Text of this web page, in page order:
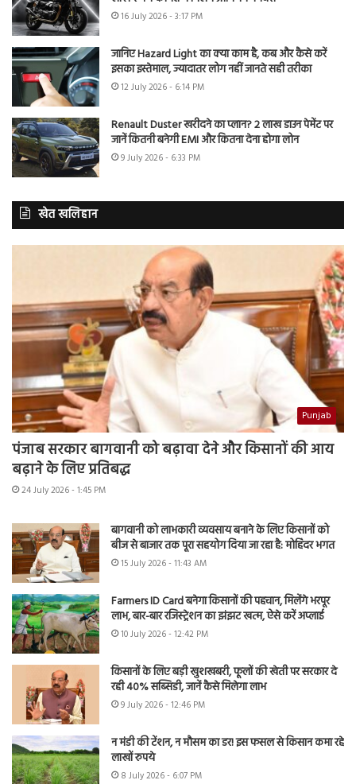
16 July 2026 - 3:17 PM
जानिए Hazard Light का क्या काम है, कब और कैसे करें
इसका इस्तेमाल, ज्यादातर लोग नहीं जानते सही तरीका
12 July 2026 - 6:14 PM
Renault Duster खरीदने का प्लान? 2 लाख डाउन पेमेंट पर
जानें कितनी बनेगी EMI और कितना देना होगा लोन
9 July 2026 - 6:33 PM
खेत खलिहान
Punjab
पंजाब सरकार बागवानी को बढ़ावा देने और किसानों की आय
बढ़ाने के लिए प्रतिबद्ध
24 July 2026 - 1:45 PM
बागवानी को लाभकारी व्यवसाय बनाने के लिए किसानों को
बीज से बाजार तक पूरा सहयोग दिया जा रहा है: मोहिंदर भगत
15 July 2026 - 11:43 AM
Farmers ID Card बनेगा किसानों की पहचान, मिलेंगे भरपूर
लाभ, बार-बार रजिस्ट्रेशन का झंझट खत्म, ऐसे करें अप्लाई
10 July 2026 - 12:42 PM
किसानों के लिए बड़ी खुशखबरी, फूलों की खेती पर सरकार दे
रही 40% सब्सिडी, जानें कैसे मिलेगा लाभ
9 July 2026 - 12:46 PM
न मंडी की टेंशन, न मौसम का डर! इस फसल से किसान कमा रहे
लाखों रुपये
8 July 2026 - 6:07 PM